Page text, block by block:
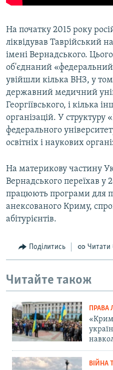
На початку 2015 року
ліквідував Таврійський
імені Вернадського.
об'єднаний «федеральний
увійшли кілька ВНЗ, у
державний медичний
Георгіївського, і кілька
організацій. У структуру
федерального
освітніх і наукових
На материкову частину
Вернадського переїхав у
працюють програми для
анексованого Криму,
абітурієнтів.
Поділитись Читати
Читайте також
«Крим
ВІЙНА